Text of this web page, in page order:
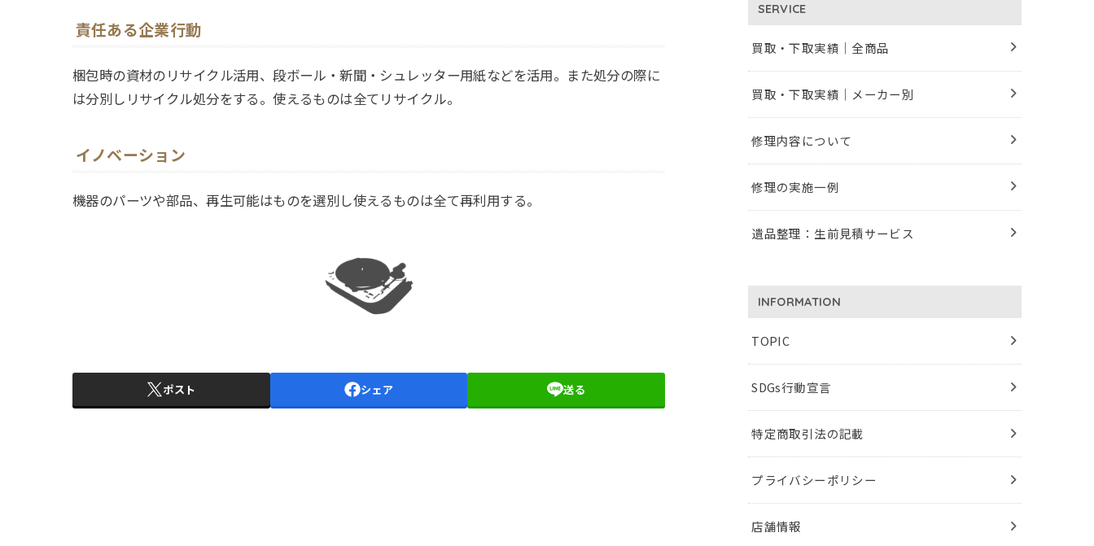
責任ある企業行動
梱包時の資材のリサイクル活用、段ボール・新聞・シュレッター用紙などを活用。また処分の際に
は分別しリサイクル処分をする。使えるものは全てリサイクル。
イノベーション
機器のパーツや部品、再生可能はものを選別し使えるものは全て再利用する。
ポスト シェア 送る
SERVICE
買取・下取実績｜全商品
買取・下取実績｜メーカー別
修理内容について
修理の実施一例
遺品整理：生前見積サービス
INFORMATION
TOPIC
SDGs行動宣言
特定商取引法の記載
プライバシーポリシー
店舗情報